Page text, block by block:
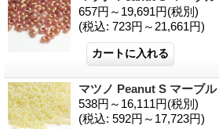
657円～19,691円(税別)
(税込: 723円～21,661円)
マツノ Peanut S マーブル
538円～16,111円(税別)
(税込: 592円～17,723円)